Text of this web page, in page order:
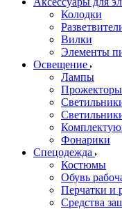
Колодки
Вилки
Элементы
Освещение
Лампы
Фонарики
Спецодежда
Костюмы
Обувь
Перчатки и
Средства